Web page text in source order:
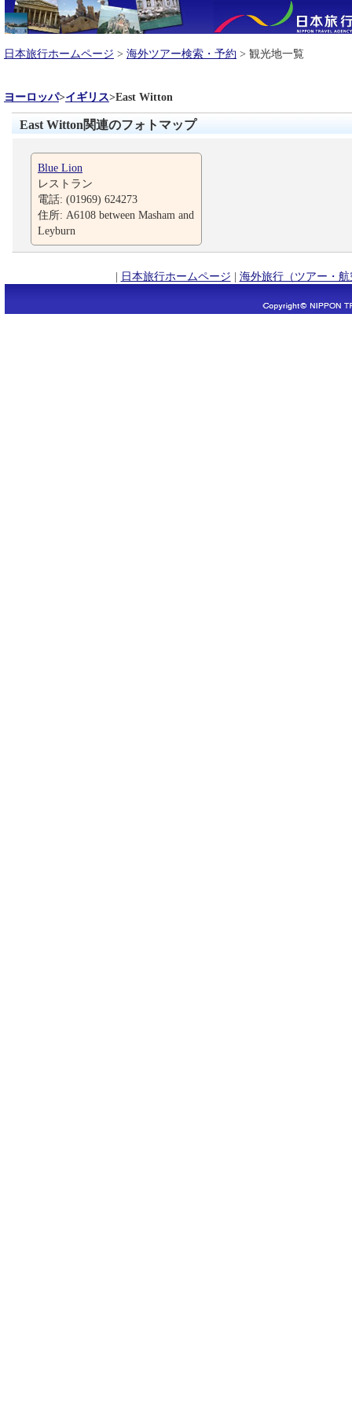
日本旅行ホームページ > 海外ツアー検索・予約 > 観光地一覧
ヨーロッパ>イギリス>East Witton
East Witton関連のフォトマップ
Blue Lion
レストラン
電話: (01969) 624273
住所: A6108 between Masham and
Leyburn
| 日本旅行ホームページ | 海外旅行（ツアー・航